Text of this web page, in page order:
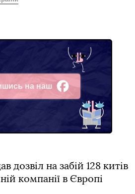
на наш
дозвіл на забій 128 китів
компанії в Європі